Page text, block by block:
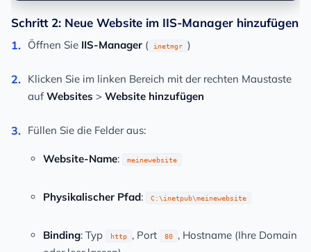
Schritt 2: Neue Website im IIS-Manager hinzufügen
Öffnen Sie IIS-Manager ( inetmgr )
Klicken Sie im linken Bereich mit der rechten Maustaste
aufWebsites > Website hinzufügen
Füllen Sie die Felder aus:
Website-Name: meinewebsite
Physikalischer Pfad: C:\inetpub\meinewebsite
Binding: Typ http , Port 80
, Hostname (Ihre Domain